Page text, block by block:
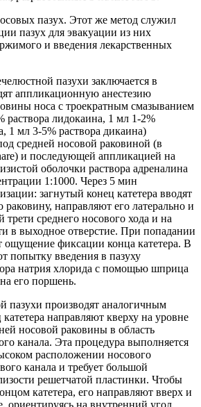
пазух. Этот же метод служил
пазух для эвакуации из них
и введения лекарственных
пазухи заключается в
аппликационную анестезию
носа с троекратным смазыванием
раствора лидокаина, 1 мл 1-2%
1 мл 3-5% раствора дикаина)
средней носовой раковиной (в
и последующей аппликацией на
оболочки раствора адреналина
1:1000. Через 5 мин
загнутый конец катетера вводят
направляют его латерально и
трети среднего носового хода и на
в выходное отверстие. При попадании
ощущение фиксации конца катетера. В
попытку введения в пазуху
натрия хлорида с помощью шприца
его поршень.
пазухи производят аналогичным
направляют кверху на уровне
носовой раковины в область
канала. Эта процедура выполняется
расположении носового
канала и требует большой
решетчатой пластинки. Чтобы
катетера, его направляют вверх и
ориентируясь на внутренний угол